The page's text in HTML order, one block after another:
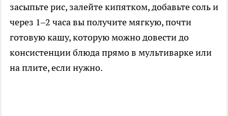
засыпьте рис, залейте кипятком, добавьте соль и
через 1–2 часа вы получите мягкую, почти
готовую кашу, которую можно довести до
консистенции блюда прямо в мультиварке или
на плите, если нужно.